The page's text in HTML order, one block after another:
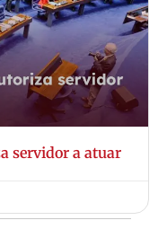
servidor a atuar